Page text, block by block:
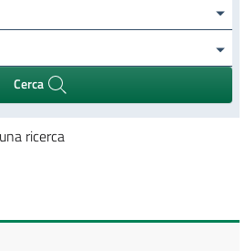
Cerca
ricerca